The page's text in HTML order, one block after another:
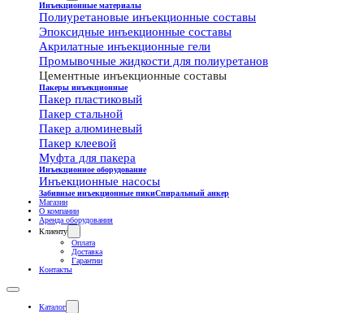
Инъекционные материалы
Полиуретановые инъекционные составы
Эпоксидные инъекционные составы
Акрилатные инъекционные гели
Промывочные жидкости для полиуретанов
Цементные инъекционные составы
Пакеры инъекционные
Пакер пластиковый
Пакер стальной
Пакер алюминевый
Пакер клеевой
Муфта для пакера
Инъекционное оборудование
Инъекционные насосы
Забивные инъекционные пикиСпиральный анкер
Магазин
О компании
Аренда оборудования
Клиенту
Оплата
Доставка
Гарантии
Контакты
Каталог